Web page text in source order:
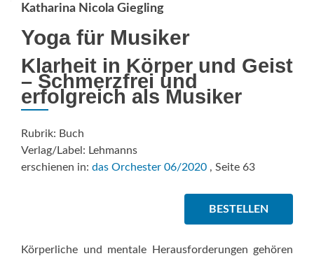
Katharina Nicola Giegling
Yoga für Musiker
Klarheit in Körper und Geist
– Schmerzfrei und
erfolgreich als Musiker
Rubrik: Buch
Verlag/Label: Lehmanns
erschienen in: das Orchester 06/2020 , Seite 63
BESTELLEN
Körperliche und mentale Herausforderungen gehören